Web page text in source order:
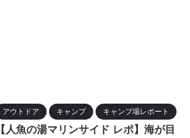
アウトドア キャンプ キャンプ場レポート
【人魚の湯マリンサイド レポ】海が目